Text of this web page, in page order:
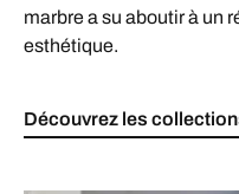
marbre a su aboutir à un
esthétique.
Découvrez les